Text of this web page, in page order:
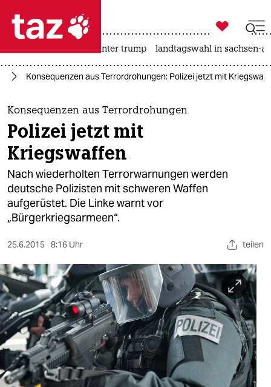
 taz zahl ich
taz zahl ich
themen
politik
öko
gesellschaft
kultur
sport
berlin
nord
wahrheit
verlag
verlag

taz zahl ich
usa unter trump landtagswahl in sachsen-
Konsequenzen aus Terrordrohungen: Polizei jetzt mit
Konsequenzen aus Terrordrohungen
Polizei jetzt mit
Kriegswaffen
Nach wiederholten Terrorwarnungen werden
deutsche Polizisten mit schweren Waffen
aufgerüstet. Die Linke warnt vor
„Bürgerkriegsarmeen“.
25.6.2015 8:16 Uhr teilen